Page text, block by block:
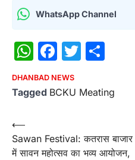
WhatsApp Channel
WhatsApp
Facebook
Twitter
DHANBAD NEWS
Tagged BCKU Meating
Post
navigation
⟵
Sawan Festival: कतरास बाजार
में सावन महोत्सव का भव्य आयोजन,